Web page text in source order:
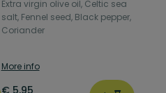
Extra virgin olive oil, Celtic sea
salt, Fennel seed, Black pepper,
Coriander
€ 5,95
More info